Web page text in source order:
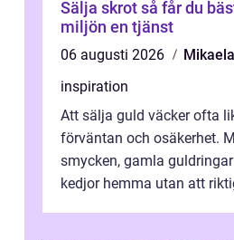
Sälja skrot så får du bäst betalt och gör
miljön en tjänst
06 augusti 2026
inspiration
Att sälja guld väcker ofta
förväntan och osäkerhet.
smycken, gamla
kedjor hemma utan att